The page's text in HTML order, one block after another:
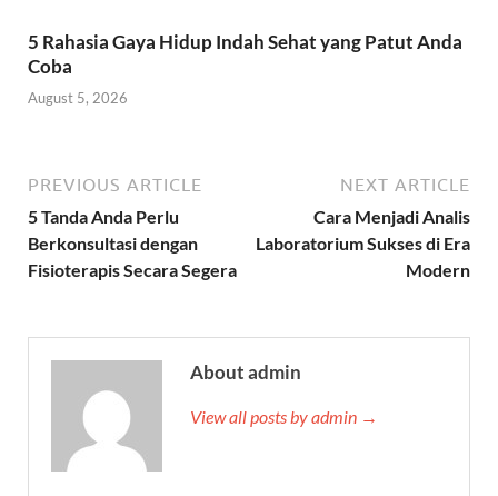
5 Rahasia Gaya Hidup Indah Sehat yang Patut Anda
Coba
August 5, 2026
PREVIOUS ARTICLE
5 Tanda Anda Perlu
Berkonsultasi dengan
Fisioterapis Secara Segera
NEXT ARTICLE
Cara Menjadi Analis
Laboratorium Sukses di Era
Modern
About admin
View all posts by admin →